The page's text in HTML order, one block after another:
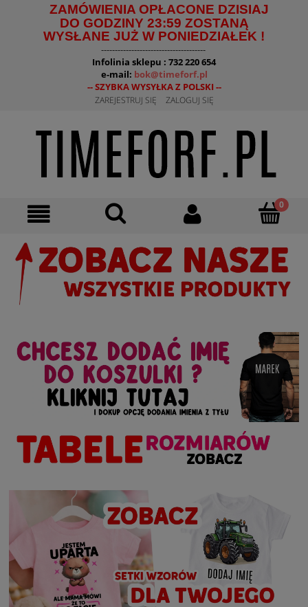
ZAMÓWIENIA OPŁACONE DZISIAJ
DO GODZINY 23:59 ZOSTANĄ
WYSŁANE JUŻ W PONIEDZIAŁEK !
--------------------------------------
Infolinia sklepu : 732 220 654
e-mail: bok@timeforf.pl
-- SZYBKA WYSYŁKA Z POLSKI --
ZAREJESTRUJ SIĘ ZALOGUJ SIĘ